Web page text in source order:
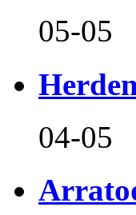
05-05
04-05